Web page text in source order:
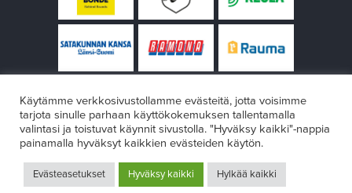
Design:VÄRIKÄS
Käytämme verkkosivustollamme evästeitä, jotta voisimme
tarjota sinulle parhaan käyttökokemuksen tallentamalla
valintasi ja toistuvat käynnit sivustolla. "Hyväksy kaikki"-nappia
painamalla hyväksyt kaikkien evästeiden käytön.
Evästeasetukset Hyväksy kaikki Hylkää kaikki